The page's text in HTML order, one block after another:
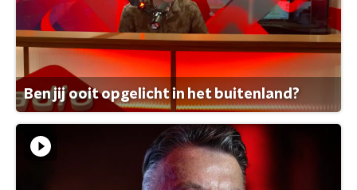
Ben jij ooit opgelicht in het buitenland?